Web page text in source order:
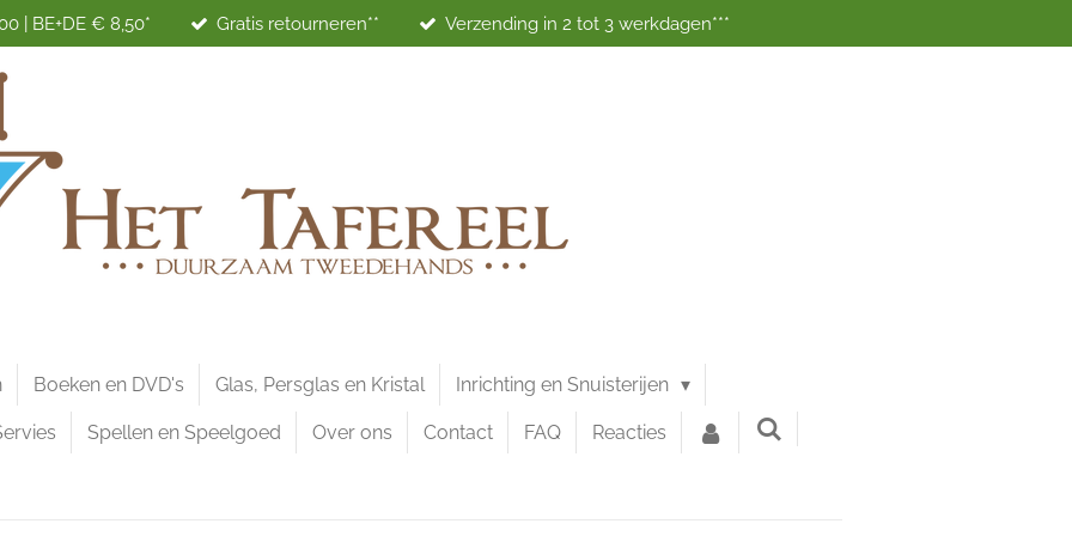
| BE+DE € 8,50* Gratis retourneren** Verzending in 2 tot 3 werkdagen***
Boeken en DVD's Glas, Persglas en Kristal Inrichting en Snuisterijen
Spellen en Speelgoed Over ons Contact FAQ Reacties